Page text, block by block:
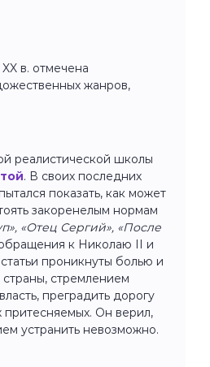
в. отмечена
жанров,
реалистической школы
. В своих последних
показать, как может
закоренелым нормам
«Отец Сергий», «После
к Николаю II и
проникнуты болью и
страны, стремлением
преградить дорогу
притесняемых. Он верил,
устранить невозможно.